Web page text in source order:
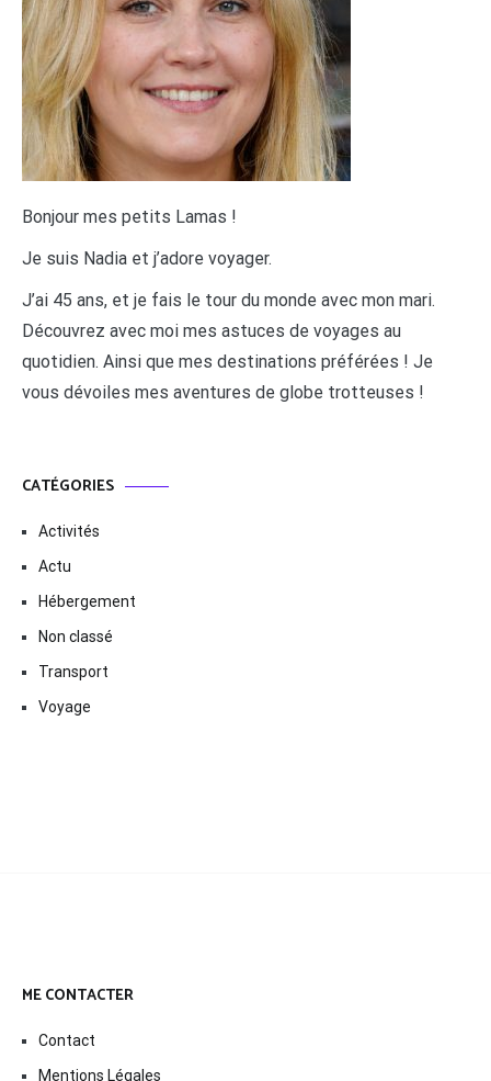
Bonjour mes petits Lamas !
Je suis Nadia et j’adore voyager.
J’ai 45 ans, et je fais le tour du monde avec mon mari.
Découvrez avec moi mes astuces de voyages au
quotidien. Ainsi que mes destinations préférées ! Je
vous dévoiles mes aventures de globe trotteuses !
CATÉGORIES
Activités
Actu
Hébergement
Non classé
Transport
Voyage
ME CONTACTER
Contact
Mentions Légales